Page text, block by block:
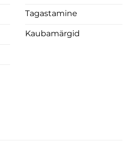
Tagastamine
Kaubamärgid